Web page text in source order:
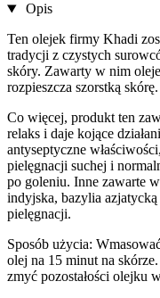
Opis
Ten olejek firmy Khadi
tradycji z czystych
skóry. Zawarty w nim
rozpieszcza szorstką skórę.
Co więcej, produkt ten
relaks i daje kojące
antyseptyczne
pielęgnacji suchej i
po goleniu. Inne zawarte
indyjska, bazylia
pielęgnacji.
Sposób użycia:
olej na 15 minut na
zmyć pozostałości olejku